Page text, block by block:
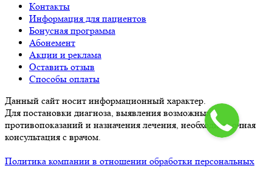
Контакты
Информация для пациентов
Бонусная программа
Абонемент
Акции и реклама
Оставить отзыв
Способы оплаты
Данный сайт носит информационный характер.
Для постановки диагноза, выявления возможных
противопоказаний и назначения лечения, необходима очная
консультация с врачом.
Политика компании в отношении обработки персональных